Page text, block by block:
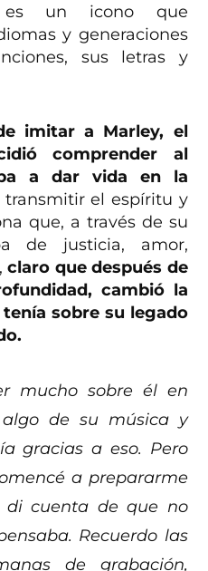
es un icono que
y generaciones
sus letras y
imitar a Marley, el
comprender al
a dar vida en la
transmitir el espíritu y
que, a través de su
de justicia, amor,
claro que después de
cambió la
sobre su legado
mucho sobre él en
algo de su música y
gracias a eso. Pero
a prepararme
cuenta de que no
Recuerdo las
de grabación,